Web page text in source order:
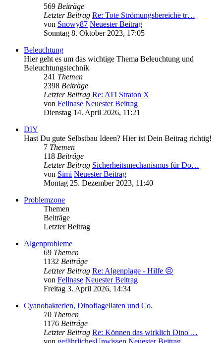
569 Beiträge
Letzter Beitrag Re: Tote Strömungsbereiche tr…
von Snowy87 Neuester Beitrag
Sonntag 8. Oktober 2023, 17:05
Beleuchtung
Hier geht es um das wichtige Thema Beleuchtung und
Beleuchtungstechnik
241 Themen
2398 Beiträge
Letzter Beitrag Re: ATI Straton X
von Fellnase Neuester Beitrag
Dienstag 14. April 2026, 11:21
DIY
Hast Du gute Selbstbau Ideen? Hier ist Dein Beitrag richtig!
7 Themen
118 Beiträge
Letzter Beitrag Sicherheitsmechanismus für Do…
von Simi Neuester Beitrag
Montag 25. Dezember 2023, 11:40
Problemzone
Themen
Beiträge
Letzter Beitrag
Algenprobleme
69 Themen
1132 Beiträge
Letzter Beitrag Re: Algenplage - Hilfe 😣
von Fellnase Neuester Beitrag
Freitag 3. April 2026, 14:34
Cyanobakterien, Dinoflagellaten und Co.
70 Themen
1176 Beiträge
Letzter Beitrag Re: Können das wirklich Dino'…